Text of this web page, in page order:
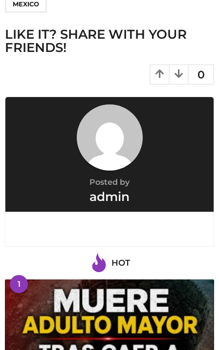
i
n
o
MEXICO
LIKE IT? SHARE WITH YOUR
FRIENDS!
0
Posted by
admin
HOT
1